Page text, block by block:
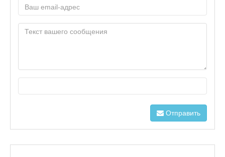
Отправить